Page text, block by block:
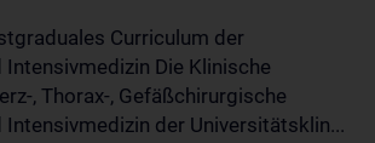
Curriculum der
Intensivmedizin Die Klinische
, Thorax-, Gefäßchirurgische
Intensivmedizin der Universitätsklin...